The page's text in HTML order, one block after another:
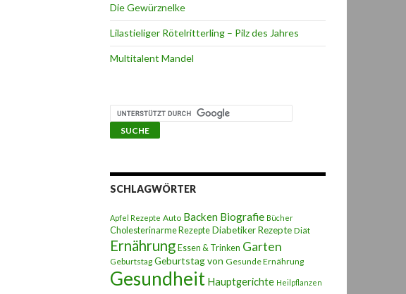
Die Gewürznelke
Lilastieliger Rötelritterling – Pilz des Jahres
Multitalent Mandel
SCHLAGWÖRTER
Apfel Rezepte Auto Backen Biografie Bücher
Cholesterinarme Rezepte Diabetiker Rezepte Diät
Ernährung Essen & Trinken Garten
Geburtstag Geburtstag von Gesunde Ernährung
Gesundheit Hauptgerichte Heilpflanzen